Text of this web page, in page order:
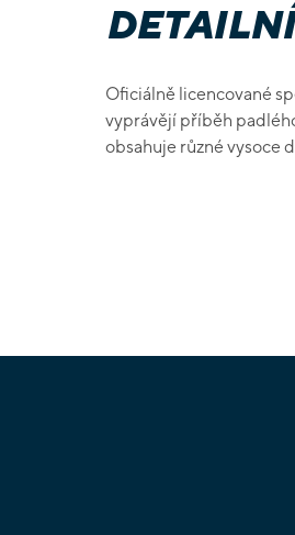
Oficiálně licencované
vyprávějí příběh
obsahuje různé vysoce